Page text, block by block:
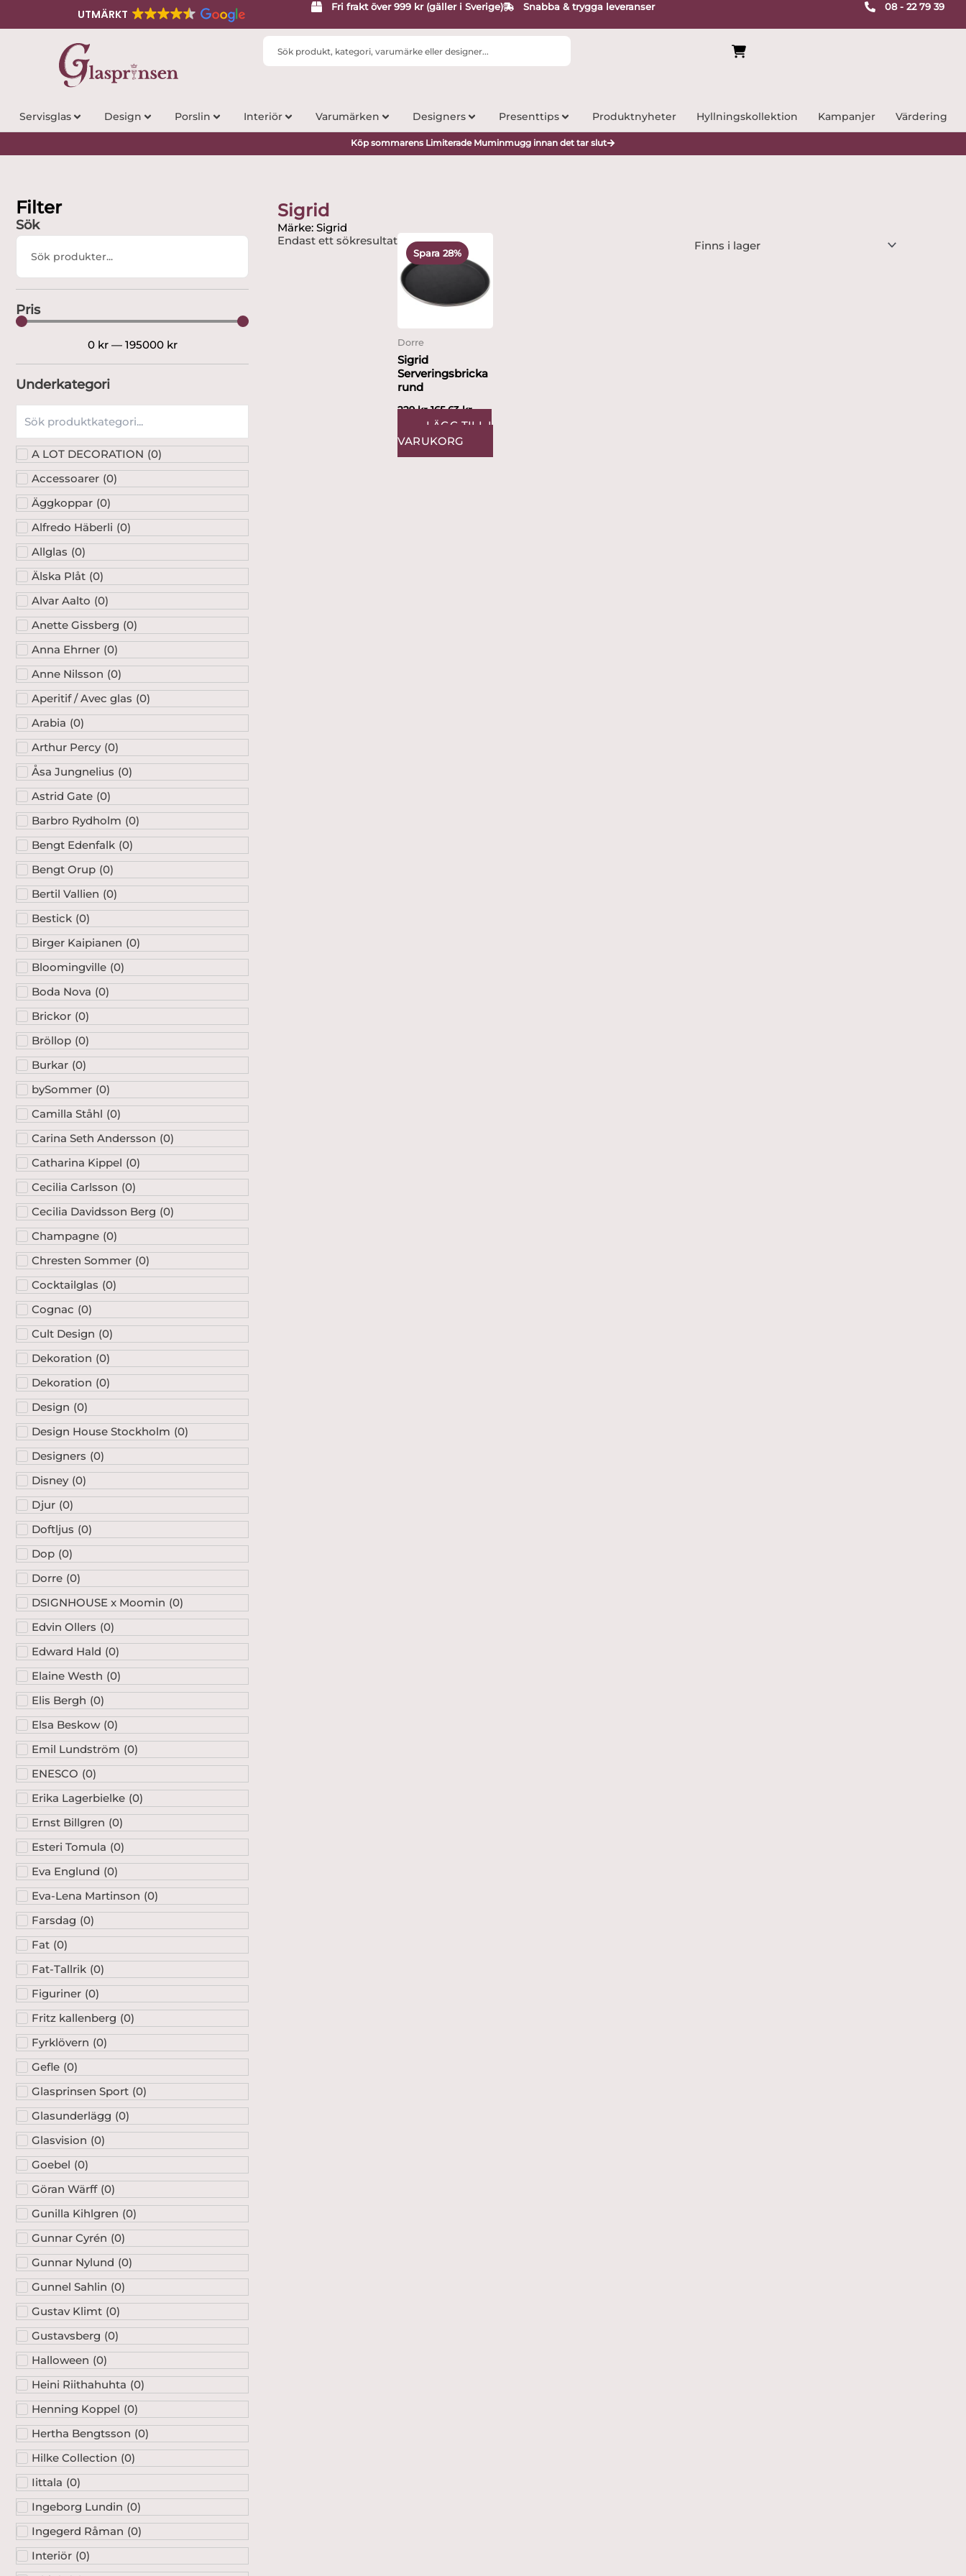
UTMÄRKT
Fri frakt över 999 kr (gäller i Sverige) Snabba & trygga leveranser 08 - 22 79 39
Search
Servisglas Design Porslin Interiör Varumärken Designers Presenttips Produktnyheter Hyllningskollektion Kampanjer Värdering
Köp sommarens Limiterade Muminmugg innan det tar slut
Filter
Sök
Search
Pris
0 kr— 195000 kr
Underkategori
A LOT DECORATION (0)
Accessoarer (0)
Äggkoppar (0)
Alfredo Häberli (0)
Allglas (0)
Älska Plåt (0)
Alvar Aalto (0)
Anette Gissberg (0)
Anna Ehrner (0)
Anne Nilsson (0)
Aperitif / Avec glas (0)
Arabia (0)
Arthur Percy (0)
Åsa Jungnelius (0)
Astrid Gate (0)
Barbro Rydholm (0)
Bengt Edenfalk (0)
Bengt Orup (0)
Bertil Vallien (0)
Bestick (0)
Birger Kaipianen (0)
Bloomingville (0)
Boda Nova (0)
Brickor (0)
Bröllop (0)
Burkar (0)
bySommer (0)
Camilla Ståhl (0)
Carina Seth Andersson (0)
Catharina Kippel (0)
Cecilia Carlsson (0)
Cecilia Davidsson Berg (0)
Champagne (0)
Chresten Sommer (0)
Cocktailglas (0)
Cognac (0)
Cult Design (0)
Dekoration (0)
Dekoration (0)
Design (0)
Design House Stockholm (0)
Designers (0)
Disney (0)
Djur (0)
Doftljus (0)
Dop (0)
Dorre (0)
DSIGNHOUSE x Moomin (0)
Edvin Ollers (0)
Edward Hald (0)
Elaine Westh (0)
Elis Bergh (0)
Elsa Beskow (0)
Emil Lundström (0)
ENESCO (0)
Erika Lagerbielke (0)
Ernst Billgren (0)
Esteri Tomula (0)
Eva Englund (0)
Eva-Lena Martinson (0)
Farsdag (0)
Fat (0)
Fat-Tallrik (0)
Figuriner (0)
Fritz kallenberg (0)
Fyrklövern (0)
Gefle (0)
Glasprinsen Sport (0)
Glasunderlägg (0)
Glasvision (0)
Goebel (0)
Göran Wärff (0)
Gunilla Kihlgren (0)
Gunnar Cyrén (0)
Gunnar Nylund (0)
Gunnel Sahlin (0)
Gustav Klimt (0)
Gustavsberg (0)
Halloween (0)
Heini Riithahuhta (0)
Henning Koppel (0)
Hertha Bengtsson (0)
Hilke Collection (0)
Iittala (0)
Ingeborg Lundin (0)
Ingegerd Råman (0)
Interiör (0)
Sigrid
Märke: Sigrid
Endast ett sökresultat
Spara 28%
Dorre
Sigrid
Serveringsbricka
rund
229kr
ursprungliga
priset
165.63kr
priset
165.63 kr.
LÄGG TILL I
VARUKORG